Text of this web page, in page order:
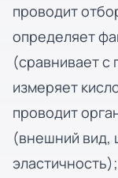
проводит
определяет
(сравнивает с
измеряет
проводит
(внешний вид,
эластичность);